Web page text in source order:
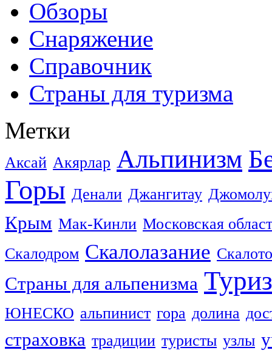
Обзоры
Снаряжение
Справочник
Страны для туризма
Метки
Аксай Акярлар Альпинизм
Горы Денали Джангитау
Крым Мак-Кинли Московская
Скалодром Скалолазание
Страны для альпенизма
ЮНЕСКО альпинист гора долина
страховка традиции туристы узлы